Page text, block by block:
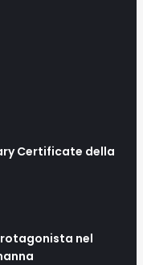
Certificate della
nel